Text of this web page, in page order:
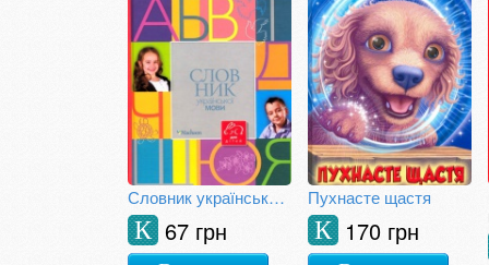
Словник української мови для дітей
67 грн
К
Пухнасте щастя
170 грн
К